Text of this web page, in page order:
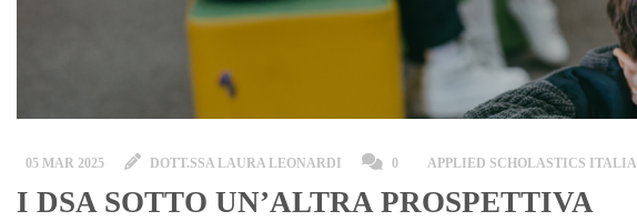
05 MAR 2025 DOTT.SSA LAURA LEONARDI 0 APPLIED SCHOLASTICS ITALIA
I DSA SOTTO UN’ALTRA PROSPETTIVA